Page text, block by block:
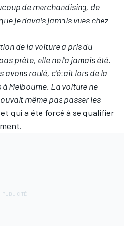
de merchandising, de
je n'avais jamais vues chez
de la voiture a pris du
prête, elle ne l'a jamais été.
avons roulé, c'était lors de la
Melbourne. La voiture ne
même pas passer les
qui a été forcé à se qualifier